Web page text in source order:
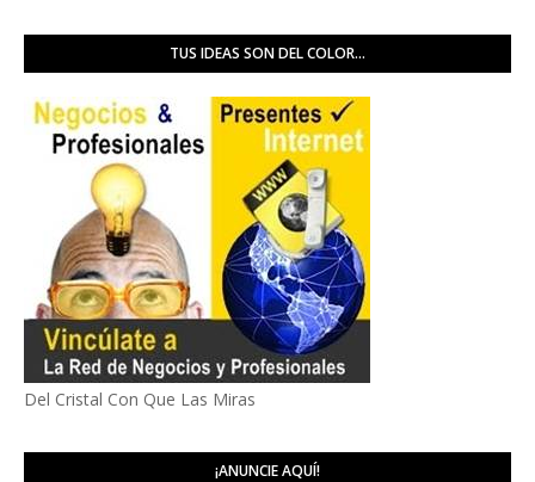
TUS IDEAS SON DEL COLOR...
Del Cristal Con Que Las Miras
¡ANUNCIE AQUÍ!